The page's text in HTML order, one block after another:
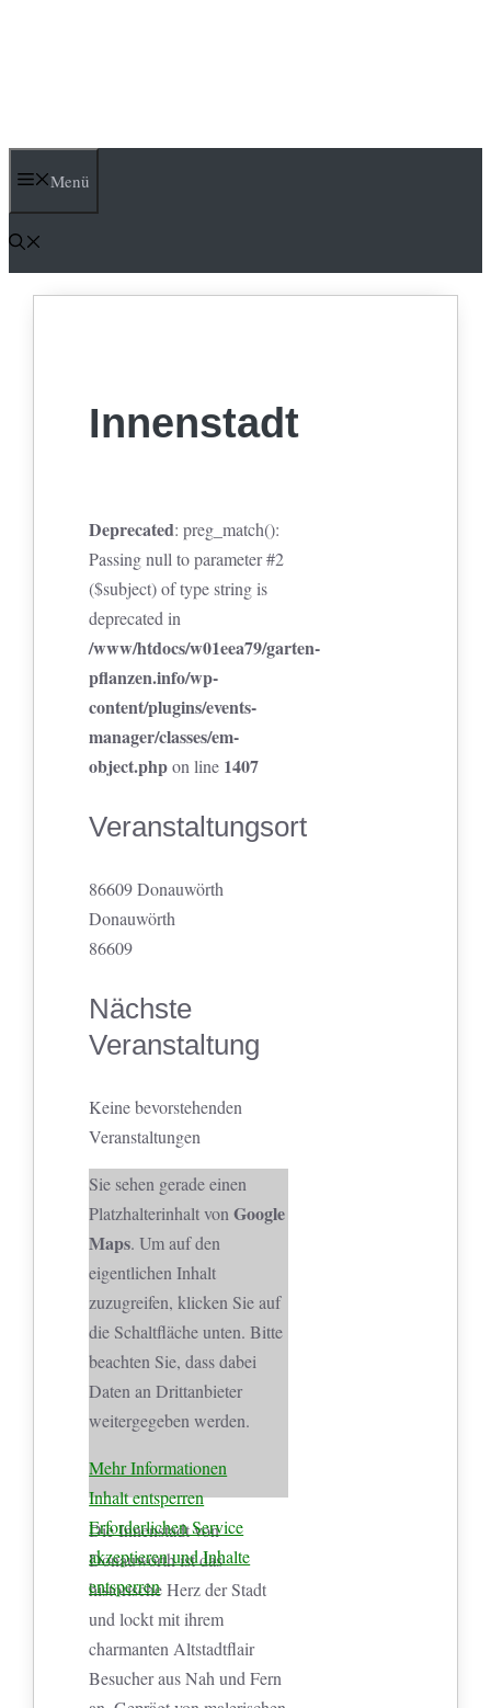
Menü
Innenstadt
Deprecated: preg_match():
Passing null to parameter #2
($subject) of type string is
deprecated in
/www/htdocs/w01eea79/garten-
pflanzen.info/wp-
content/plugins/events-
manager/classes/em-
object.phpon line 1407
Veranstaltungsort
86609 Donauwörth
Donauwörth
86609
Nächste
Veranstaltung
Keine bevorstehenden
Veranstaltungen
Sie sehen gerade einen
Platzhalterinhalt vonGoogle
Maps. Um auf den
eigentlichen Inhalt
zuzugreifen, klicken Sie auf
die Schaltfläche unten. Bitte
beachten Sie, dass dabei
Daten an Drittanbieter
weitergegeben werden.
Mehr Informationen
Inhalt entsperren
Erforderlichen Service
akzeptieren und Inhalte
entsperren
Die Innenstadt von
Donauwörth ist das
historische Herz der Stadt
und lockt mit ihrem
charmanten Altstadtflair
Besucher aus Nah und Fern